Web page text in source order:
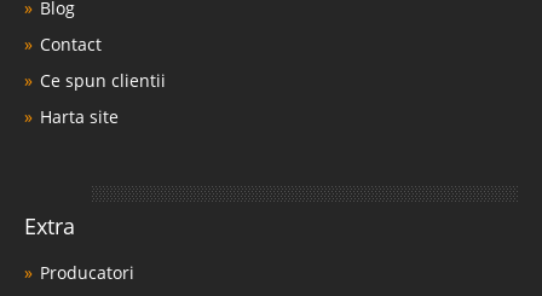
Blog
Contact
Ce spun clientii
Harta site
Extra
Producatori